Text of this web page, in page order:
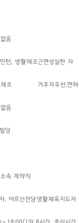
근면성실한 자
거주자우선,면
음
턴, 생활체조
조
음
딩
속 계약직
, 어르신전담생활체육지도자